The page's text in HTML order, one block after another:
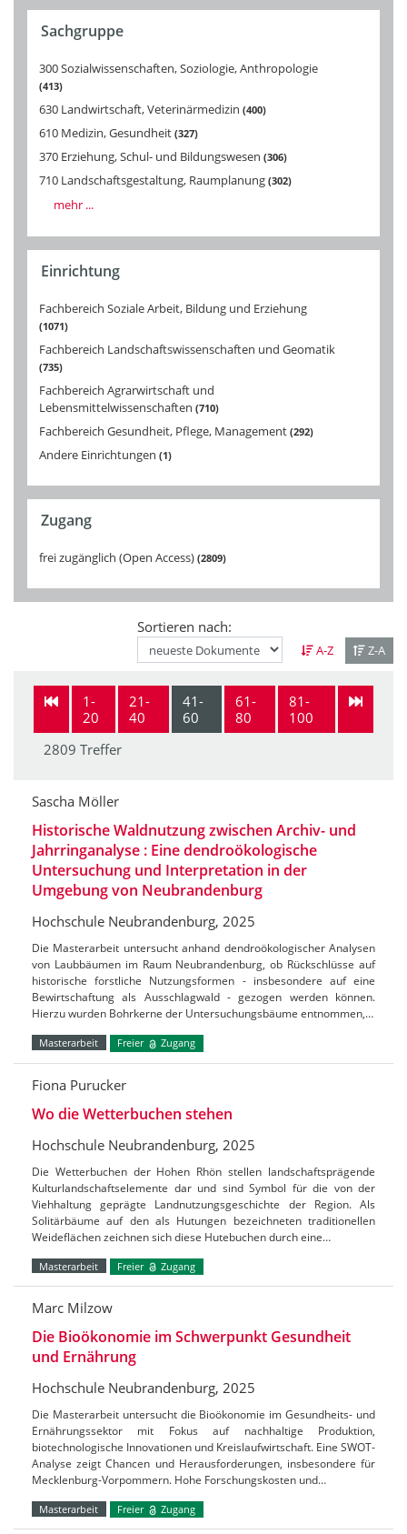
Sachgruppe
300 Sozialwissenschaften, Soziologie, Anthropologie
413
630 Landwirtschaft, Veterinärmedizin 400
610 Medizin, Gesundheit 327
370 Erziehung, Schul- und Bildungswesen 306
710 Landschaftsgestaltung, Raumplanung 302
mehr ...
Einrichtung
Fachbereich Soziale Arbeit, Bildung und Erziehung
1071
Fachbereich Landschaftswissenschaften und Geomatik
735
Fachbereich Agrarwirtschaft und
Lebensmittelwissenschaften 710
Fachbereich Gesundheit, Pflege, Management 292
Andere Einrichtungen 1
Zugang
frei zugänglich (Open Access) 2809
Sortieren nach:
A-Z Z-A
1-
20
21-
40
41-
60
61-
80
81-
100
2809 Treffer
Sascha Möller
Historische Waldnutzung zwischen Archiv- und
Jahrringanalyse : Eine dendroökologische
Untersuchung und Interpretation in der
Umgebung von Neubrandenburg
Hochschule Neubrandenburg, 2025
Die Masterarbeit untersucht anhand dendroökologischer Analysen
von Laubbäumen im Raum Neubrandenburg, ob Rückschlüsse auf
historische forstliche Nutzungsformen - insbesondere auf eine
Bewirtschaftung als Ausschlagwald - gezogen werden können.
Hierzu wurden Bohrkerne der Untersuchungsbäume entnommen,…
Masterarbeit Freier Zugang
Fiona Purucker
Wo die Wetterbuchen stehen
Hochschule Neubrandenburg, 2025
Die Wetterbuchen der Hohen Rhön stellen landschaftsprägende
Kulturlandschaftselemente dar und sind Symbol für die von der
Viehhaltung geprägte Landnutzungsgeschichte der Region. Als
Solitärbäume auf den als Hutungen bezeichneten traditionellen
Weideflächen zeichnen sich diese Hutebuchen durch eine…
Masterarbeit Freier Zugang
Marc Milzow
Die Bioökonomie im Schwerpunkt Gesundheit
und Ernährung
Hochschule Neubrandenburg, 2025
Die Masterarbeit untersucht die Bioökonomie im Gesundheits- und
Ernährungssektor mit Fokus auf nachhaltige Produktion,
biotechnologische Innovationen und Kreislaufwirtschaft. Eine SWOT-
Analyse zeigt Chancen und Herausforderungen, insbesondere für
Mecklenburg-Vorpommern. Hohe Forschungskosten und…
Masterarbeit Freier Zugang